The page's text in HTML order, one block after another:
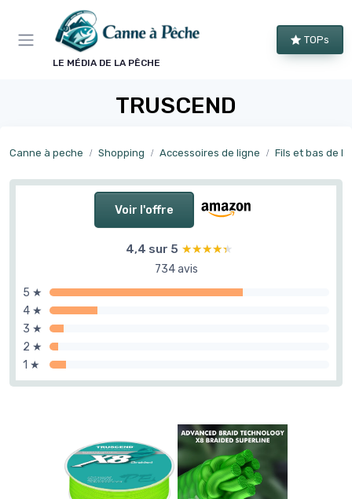
LE MÉDIA DE LA PÊCHE
TOPs
TRUSCEND
Canne à peche Shopping Accessoires de ligne Fils et bas de
Voir l'offre
4,4 sur 5 ★★★★★
★★★★★
734 avis
5 ★
4 ★
3 ★
2 ★
1 ★
Panneau de gestion des cookies